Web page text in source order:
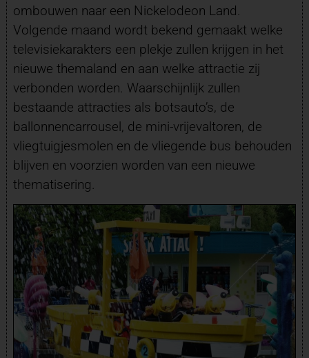
ombouwen naar een Nickelodeon Land.
Volgende maand wordt bekend gemaakt welke
televisiekarakters een plekje zullen krijgen in het
nieuwe themaland en aan welke attractie zij
verbonden worden. Waarschijnlijk zullen
bestaande attracties als botsauto’s, de
ballonnencarrousel, de mini-vrijevaltoren, de
vliegtuigjesmolen en de vliegende bus behouden
blijven en voorzien worden van een nieuwe
thematisering.